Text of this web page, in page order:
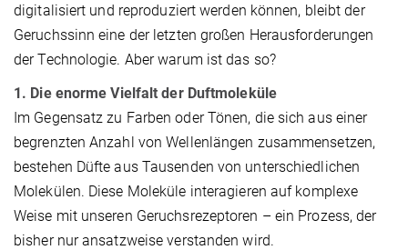
digitalisiert und reproduziert werden können, bleibt der
Geruchssinn eine der letzten großen Herausforderungen
der Technologie. Aber warum ist das so?
1. Die enorme Vielfalt der Duftmoleküle
Im Gegensatz zu Farben oder Tönen, die sich aus einer
begrenzten Anzahl von Wellenlängen zusammensetzen,
bestehen Düfte aus Tausenden von unterschiedlichen
Molekülen. Diese Moleküle interagieren auf komplexe
Weise mit unseren Geruchsrezeptoren – ein Prozess, der
bisher nur ansatzweise verstanden wird.